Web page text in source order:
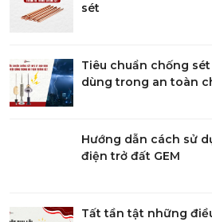
sét
Tiêu chuẩn chống sét
dùng trong an toàn
Hướng dẫn cách sử
điện trở đất GEM
Tất tần tật những